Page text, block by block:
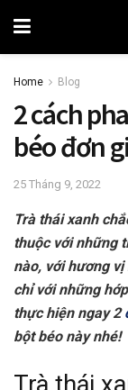
Home Blog
2 cách
béo đơn
25 Tháng 9, 2022
Trà thái xanh
thuộc với những
nào, với hương
chỉ với những
thực hiện ngay 2
bột béo này nhé!